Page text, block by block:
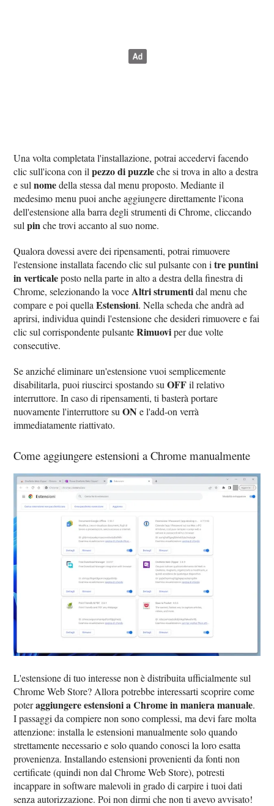
Una volta completata l'installazione, potrai accedervi facendo
clic sull'icona con ilpezzo di puzzleche si trova in alto a destra
e sulnomedella stessa dal menu proposto. Mediante il
medesimo menu puoi anche aggiungere direttamente l'icona
dell'estensione alla barra degli strumenti di Chrome, cliccando
sulpinche trovi accanto al suo nome.
Qualora dovessi avere dei ripensamenti, potrai rimuovere
l'estensione installata facendo clic sul pulsante con itre puntini
in verticaleposto nella parte in alto a destra della finestra di
Chrome, selezionando la voce Altri strumentidal menu che
compare e poi quellaEstensioni. Nella scheda che andrà ad
aprirsi, individua quindi l'estensione che desideri rimuovere e fai
clic sul corrispondente pulsanteRimuoviper due volte
consecutive.
Se anziché eliminare un'estensione vuoi semplicemente
disabilitarla, puoi riuscirci spostando suOFFil relativo
interruttore. In caso di ripensamenti, ti basterà portare
nuovamente l'interruttore suON e l'add-on verrà
immediatamente riattivato.
Come aggiungere estensioni a Chrome manualmente
L'estensione di tuo interesse non è distribuita ufficialmente sul
Chrome Web Store? Allora potrebbe interessarti scoprire come
poteraggiungere estensioni a Chrome in maniera manuale.
I passaggi da compiere non sono complessi, ma devi fare molta
attenzione: installa le estensioni manualmente solo quando
strettamente necessario e solo quando conosci la loro esatta
provenienza. Installando estensioni provenienti da fonti non
certificate (quindi non dal Chrome Web Store), potresti
incappare in software malevoli in grado di carpire i tuoi dati
senza autorizzazione. Poi non dirmi che non ti avevo avvisato!